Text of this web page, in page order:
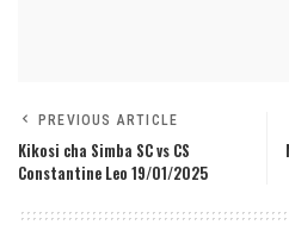
PREVIOUS ARTICLE
Kikosi cha Simba SC vs CS
Constantine Leo 19/01/2025